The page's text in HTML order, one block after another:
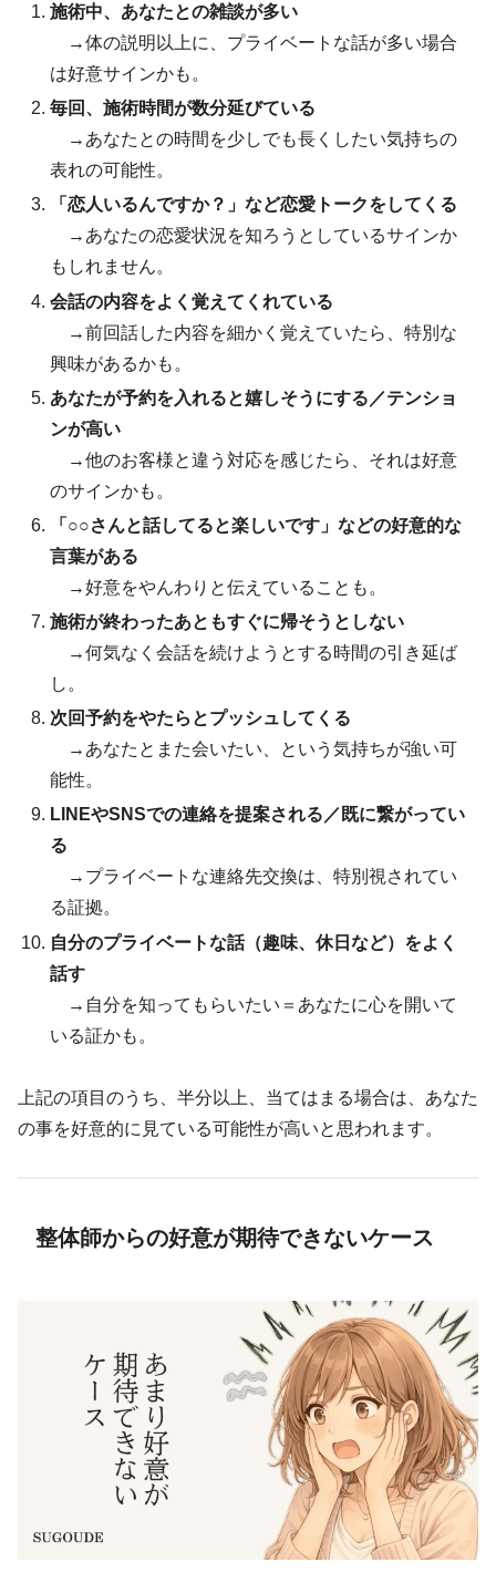
施術中、あなたとの雑談が多い
→体の説明以上に、プライベートな話が多い場合
は好意サインかも。
毎回、施術時間が数分延びている
→あなたとの時間を少しでも長くしたい気持ちの
表れの可能性。
「恋人いるんですか？」など恋愛トークをしてくる
→あなたの恋愛状況を知ろうとしているサインか
もしれません。
会話の内容をよく覚えてくれている
→前回話した内容を細かく覚えていたら、特別な
興味があるかも。
あなたが予約を入れると嬉しそうにする／テンショ
ンが高い
→他のお客様と違う対応を感じたら、それは好意
のサインかも。
「○○さんと話してると楽しいです」などの好意的な
言葉がある
→好意をやんわりと伝えていることも。
施術が終わったあともすぐに帰そうとしない
→何気なく会話を続けようとする時間の引き延ば
し。
次回予約をやたらとプッシュしてくる
→あなたとまた会いたい、という気持ちが強い可
能性。
LINEやSNSでの連絡を提案される／既に繋がってい
る
→プライベートな連絡先交換は、特別視されてい
る証拠。
自分のプライベートな話（趣味、休日など）をよく
話す
→自分を知ってもらいたい＝あなたに心を開いて
いる証かも。
上記の項目のうち、半分以上、当てはまる場合は、あなた
の事を好意的に見ている可能性が高いと思われます。
整体師からの好意が期待できないケース